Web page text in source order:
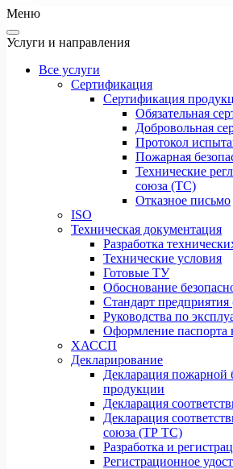
Меню
Услуги и направления
Все услуги
Сертификация
Сертификация
Обязательная
Добровольная
Протокол
Пожарная
Технические
союза (ТС)
Отказное письмо
ISO
Техническая документация
Разработка
Технические условия
Готовые ТУ
Обоснование
Стандарт
Руководства по
Оформление паспорта
ХАССП
Декларирование
Декларация пожарной
продукции
Декларация
Декларация
союза (ТР ТС)
Разработка и
Регистрационное